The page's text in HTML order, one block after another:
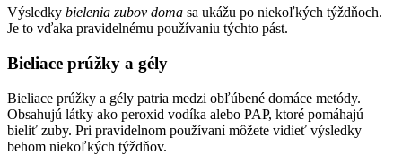
Výsledky bielenia zubov doma sa ukážu po niekoľkých týždňoch.
Je to vďaka pravidelnému používaniu týchto pást.
Bieliace prúžky a gély
Bieliace prúžky a gély patria medzi obľúbené domáce metódy.
Obsahujú látky ako peroxid vodíka alebo PAP, ktoré pomáhajú
bieliť zuby. Pri pravidelnom používaní môžete vidieť výsledky
behom niekoľkých týždňov.